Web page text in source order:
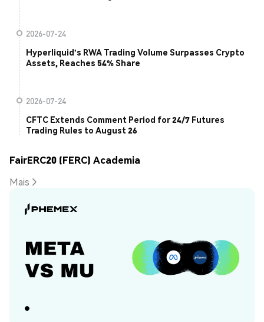
2026-07-24
Hyperliquid's RWA Trading Volume Surpasses Crypto
Assets, Reaches 54% Share
2026-07-24
CFTC Extends Comment Period for 24/7 Futures
Trading Rules to August 26
FairERC20 (FERC) Academia
Mais